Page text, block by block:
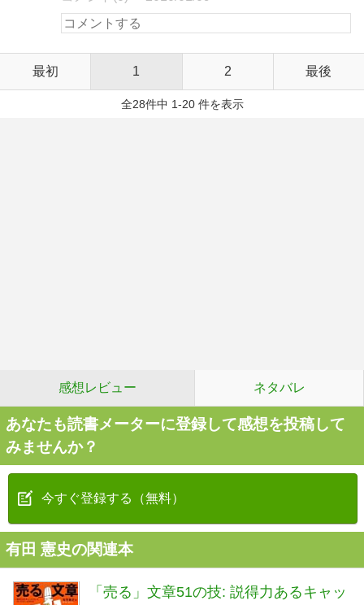
最初 1 2 最後
全28件中 1-20 件を表示
感想レビュー ネタバレ
あなたも読書メーターに登録して感想を投稿して
みませんか？
今すぐ登録する（無料）
有田 憲史の関連本
「売る」文章51の技: 説得力あるキャッ